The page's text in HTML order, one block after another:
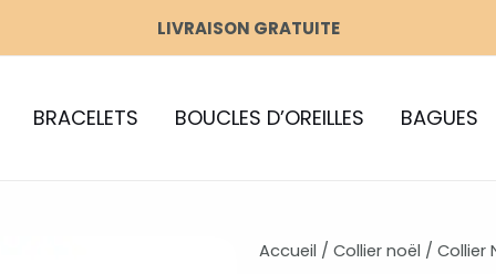
LIVRAISON GRATUITE
BRACELETS BOUCLES D’OREILLES BAGUES
Accueil / Collier noël / Collier